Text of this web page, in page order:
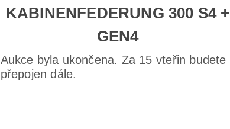
KABINENFEDERUNG 300 S4 +
GEN4
Aukce byla ukončena. Za 15 vteřin budete
přepojen dále.